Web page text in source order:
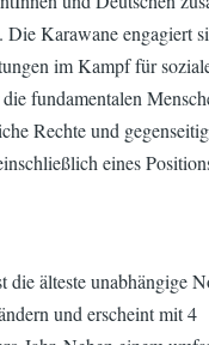
Karawane engagiert
im Kampf für
fundamentalen
Rechte und
eines
älteste unabhängige
und erscheint mit 4